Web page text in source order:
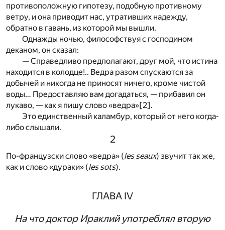
противоположную гипотезу, подобную противному
ветру, и она приводит нас, утративших надежду,
обратно в гавань, из которой мы вышли.
Однажды ночью, философствуя с господином
деканом, он сказал:
— Справедливо предполагают, друг мой, что истина
находится в колодце!.. Ведра разом спускаются за
добычей и никогда не приносят ничего, кроме чистой
воды… Предоставляю вам догадаться, — прибавил он
лукаво, — как я пишу слово «ведра»[2].
Это единственный каламбур, который от него когда-
либо слышали.
2
По-французски слово «ведра» (les seaux) звучит так же,
как и слово «дураки» (les sots).
ГЛАВА IV
На что доктор Ираклий употреблял вторую